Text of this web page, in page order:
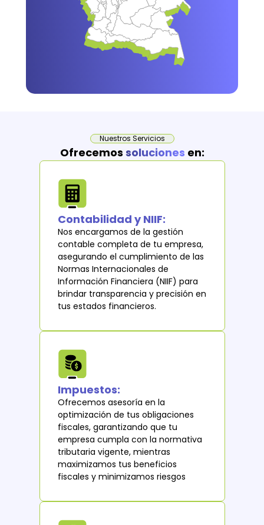
Nuestros Servicios
Ofrecemos soluciones en:
Contabilidad y NIIF:
Nos encargamos de la gestión
contable completa de tu empresa,
asegurando el cumplimiento de las
Normas Internacionales de
Información Financiera (NIIF) para
brindar transparencia y precisión en
tus estados financieros.
Impuestos:
Ofrecemos asesoría en la
optimización de tus obligaciones
fiscales, garantizando que tu
empresa cumpla con la normativa
tributaria vigente, mientras
maximizamos tus beneficios
fiscales y minimizamos riesgos